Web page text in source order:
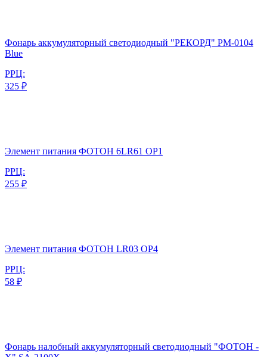
Фонарь аккумуляторный светодиодный "РЕКОРД" РМ-0104
Blue
РРЦ:
325 ₽
Элемент питания ФОТОН 6LR61 ОP1
РРЦ:
255 ₽
Элемент питания ФОТОН LR03 ОP4
РРЦ:
58 ₽
Фонарь налобный аккумуляторный светодиодный "ФОТОН -